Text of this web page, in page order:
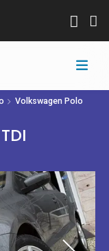
Volkswagen Polo